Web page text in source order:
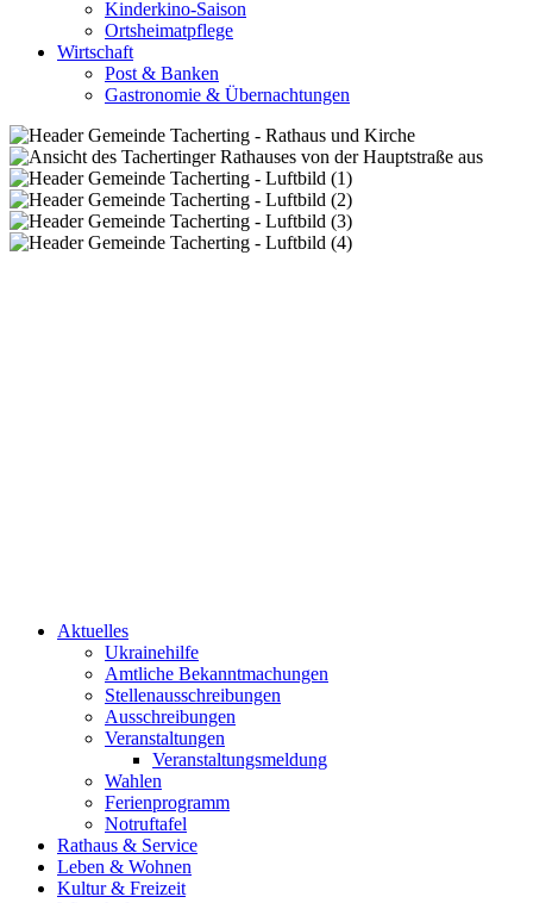
Kinderkino-Saison
Ortsheimatpflege
Wirtschaft
Post & Banken
Gastronomie & Übernachtungen
Aktuelles
Ukrainehilfe
Amtliche Bekanntmachungen
Stellenausschreibungen
Ausschreibungen
Veranstaltungen
Veranstaltungsmeldung
Wahlen
Ferienprogramm
Notruftafel
Rathaus & Service
Leben & Wohnen
Kultur & Freizeit